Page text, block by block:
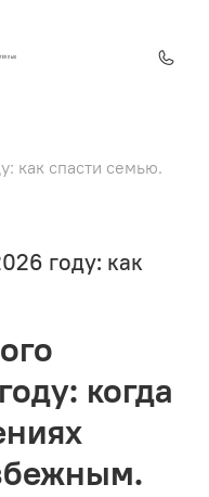
как спасти семью.
году: как
когда